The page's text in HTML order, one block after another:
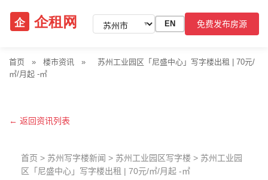
▼ EN 免费发布房源
首页 » 楼市资讯 »
苏州工业园区「尼盛中心」写字楼出租 | 70元/
㎡/月起 -㎡
← 返回资讯列表
首页 > 苏州写字楼新闻 > 苏州工业园区写字楼 > 苏州工业园
区「尼盛中心」写字楼出租 | 70元/㎡/月起 -㎡